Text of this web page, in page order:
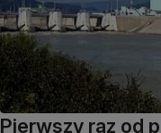
Pierwszy raz od